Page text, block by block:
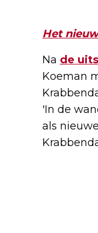
Het
Na de
Koeman
'In de
als